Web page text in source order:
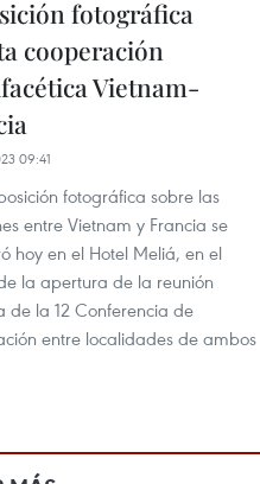
fotográfica
cooperación
Vietnam-
09:41
fotográfica sobre las
entre Vietnam y Francia se
hoy en el Hotel Meliá, en el
la apertura de la reunión
de la 12 Conferencia de
entre localidades de ambos